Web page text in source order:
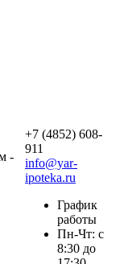
+7 (4852) 608-
911
info@yar-
ipoteka.ru
График
работы
Пн-Чт: с
8:30 до